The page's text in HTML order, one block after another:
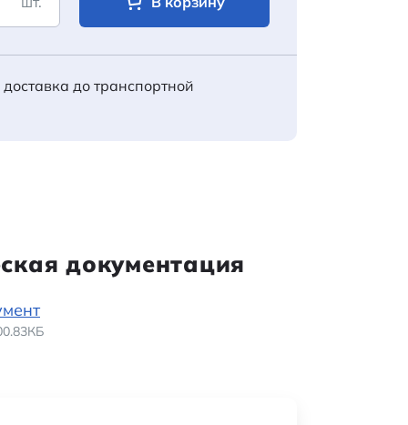
до транспортной
документация